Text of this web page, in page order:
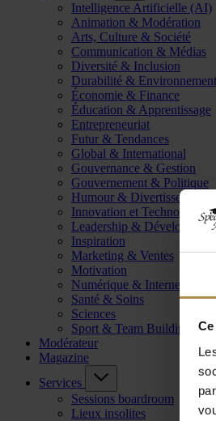
Intelligence Artificielle (AI)
Animation & Modération
Arts, Culture & Société
Communication & Médias
Diversité & Inclusion
Durabilité & Environnement
Économie & Finance
Éducation & Apprentissage
Entrepreneuriat
Futur & Tendances
Global & International
Gouvernance & Gestion
Gouvernement & Politique
Humour & Divertissement
Innovation et Technologie
Leadership &
Inspiration
Marketing & Ventes
Motivation
Numérique & Internet
Santé & Soins
Sciences
Sport & Team Building
Modérateur
Magazine
Services
Sessions boardroom
Lieux insolites